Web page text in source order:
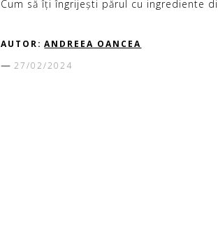
Cum să îți îngrijești părul cu ingrediente
AUTOR: ANDREEA OANCEA
27/02/2024